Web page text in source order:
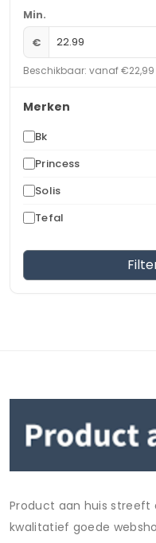
Min.
€
Beschikbaar: vanaf
Merken
Bk
Princess
Solis
Tefal
Product aan huis streeft
kwalitatief goede